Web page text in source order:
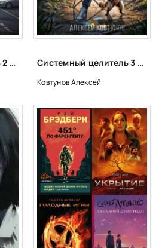
Системный целитель 2 - Алексей Ковтунов Системный целитель 3 - Алексей Ковтунов
Ковтунов Алексей